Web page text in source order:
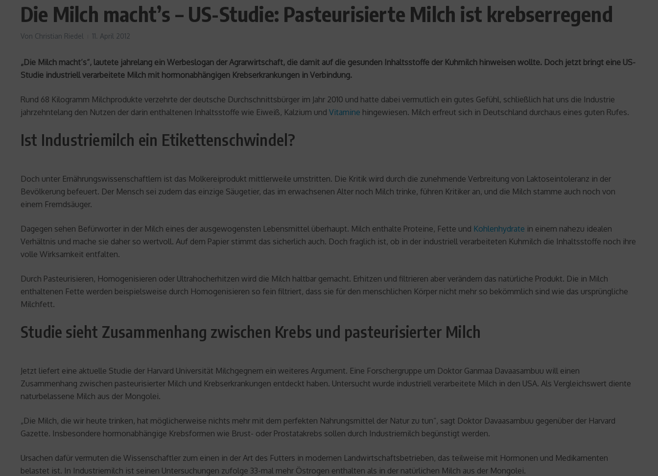
Die Milch macht’s – US-Studie: Pasteurisierte Milch ist krebserregend
Von Christian Riedel 11. April 2012
„Die Milch macht’s“, lautete jahrelang ein Werbeslogan der Agrarwirtschaft, die damit auf die gesunden Inhaltsstoffe der Kuhmilch hinweisen wollte. Doch jetzt bringt eine US-
Studie industriell verarbeitete Milch mit hormonabhängigen Krebserkrankungen in Verbindung.
Rund 68 Kilogramm Milchprodukte verzehrte der deutsche Durchschnittsbürger im Jahr 2010 und hatte dabei vermutlich ein gutes Gefühl, schließlich hat uns die Industrie
jahrzehntelang den Nutzen der darin enthaltenen Inhaltsstoffe wie Eiweiß, Kalzium und Vitamine hingewiesen. Milch erfreut sich in Deutschland durchaus eines guten Rufes.
Ist Industriemilch ein Etikettenschwindel?
Doch unter Ernährungswissenschaftlern ist das Molkereiprodukt mittlerweile umstritten. Die Kritik wird durch die zunehmende Verbreitung von Laktoseintoleranz in der
Bevölkerung befeuert. Der Mensch sei zudem das einzige Säugetier, das im erwachsenen Alter noch Milch trinke, führen Kritiker an, und die Milch stamme auch noch von
einem Fremdsäuger.
Dagegen sehen Befürworter in der Milch eines der ausgewogensten Lebensmittel überhaupt. Milch enthalte Proteine, Fette und Kohlenhydrate in einem nahezu idealen
Verhältnis und mache sie daher so wertvoll. Auf dem Papier stimmt das sicherlich auch. Doch fraglich ist, ob in der industriell verarbeiteten Kuhmilch die Inhaltsstoffe noch ihre
volle Wirksamkeit entfalten.
Durch Pasteurisieren, Homogenisieren oder Ultrahocherhitzen wird die Milch haltbar gemacht. Erhitzen und filtrieren aber verändern das natürliche Produkt. Die in Milch
enthaltenen Fette werden beispielsweise durch Homogenisieren so fein filtriert, dass sie für den menschlichen Körper nicht mehr so bekömmlich sind wie das ursprüngliche
Milchfett.
Studie sieht Zusammenhang zwischen Krebs und pasteurisierter Milch
Jetzt liefert eine aktuelle Studie der Harvard Universität Milchgegnern ein weiteres Argument. Eine Forschergruppe um Doktor Ganmaa Davaasambuu will einen
Zusammenhang zwischen pasteurisierter Milch und Krebserkrankungen entdeckt haben. Untersucht wurde industriell verarbeitete Milch in den USA. Als Vergleichswert diente
naturbelassene Milch aus der Mongolei.
„Die Milch, die wir heute trinken, hat möglicherweise nichts mehr mit dem perfekten Nahrungsmittel der Natur zu tun“, sagt Doktor Davaasambuu gegenüber der Harvard
Gazette. Insbesondere hormonabhängige Krebsformen wie Brust- oder Prostatakrebs sollen durch Industriemilch begünstigt werden.
Ursachen dafür vermuten die Wissenschaftler zum einen in der Art des Futters in modernen Landwirtschaftsbetrieben, das teilweise mit Hormonen und Medikamenten
belastet ist. In Industriemilch ist seinen Untersuchungen zufolge 33-mal mehr Östrogen enthalten als in der natürlichen Milch aus der Mongolei.